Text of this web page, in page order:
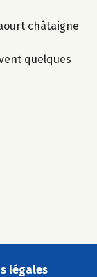
châtaigne
quelques
légales